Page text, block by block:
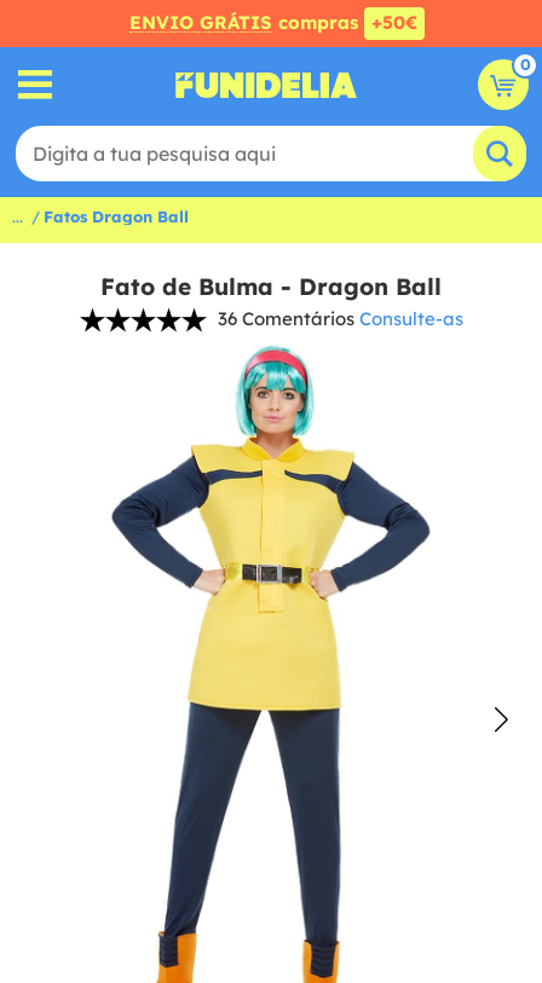
ENVIO GRÁTIS compras +50€
0
... Fatos Dragon Ball
Fato de Bulma - Dragon Ball
36 Comentários Consulte-as